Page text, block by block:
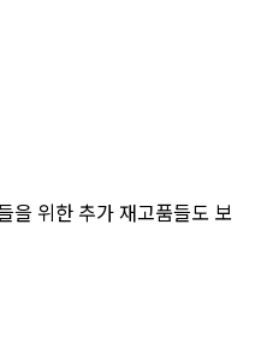
을 위한 추가 재고품들도 보